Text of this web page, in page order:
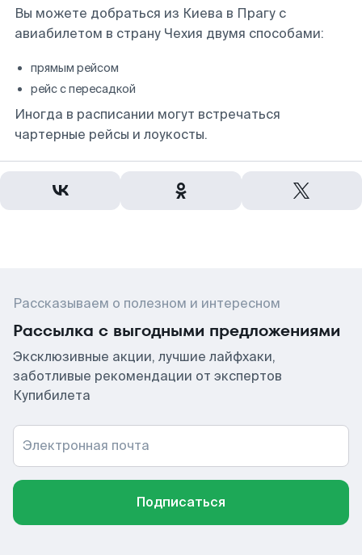
Вы можете добраться из Киева в Прагу с
авиабилетом в страну Чехия двумя способами:
прямым рейсом
рейс с пересадкой
Иногда в расписании могут встречаться
чартерные рейсы и лоукосты.
Рассказываем о полезном и интересном
Рассылка с выгодными предложениями
Эксклюзивные акции, лучшие лайфхаки,
заботливые рекомендации от экспертов
Купибилета
Электронная почта
Подписаться